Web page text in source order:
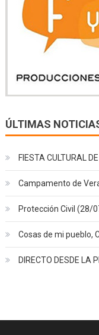
ÚLTIMAS
FIESTA CULTURAL
Campamento de
Protección Civil (28/
Cosas de mi pueblo,
DIRECTO DESDE